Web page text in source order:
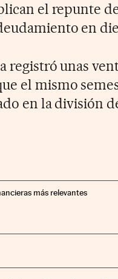
el repunte
en
unas
el mismo
en la división
más relevantes